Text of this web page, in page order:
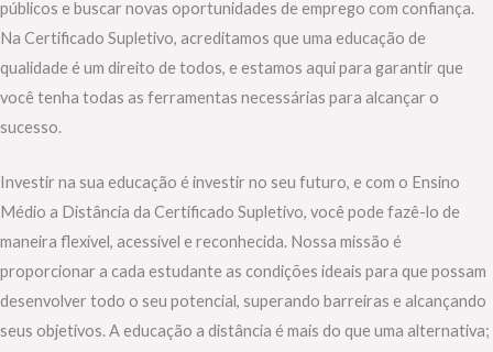
públicos e buscar novas oportunidades de emprego com confiança.
Na Certificado Supletivo, acreditamos que uma educação de
qualidade é um direito de todos, e estamos aqui para garantir que
você tenha todas as ferramentas necessárias para alcançar o
sucesso.
Investir na sua educação é investir no seu futuro, e com o Ensino
Médio a Distância da Certificado Supletivo, você pode fazê-lo de
maneira flexível, acessível e reconhecida. Nossa missão é
proporcionar a cada estudante as condições ideais para que possam
desenvolver todo o seu potencial, superando barreiras e alcançando
seus objetivos. A educação a distância é mais do que uma alternativa;